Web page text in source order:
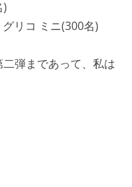
)
リコ ミニ(300名)
弾まであって、私は